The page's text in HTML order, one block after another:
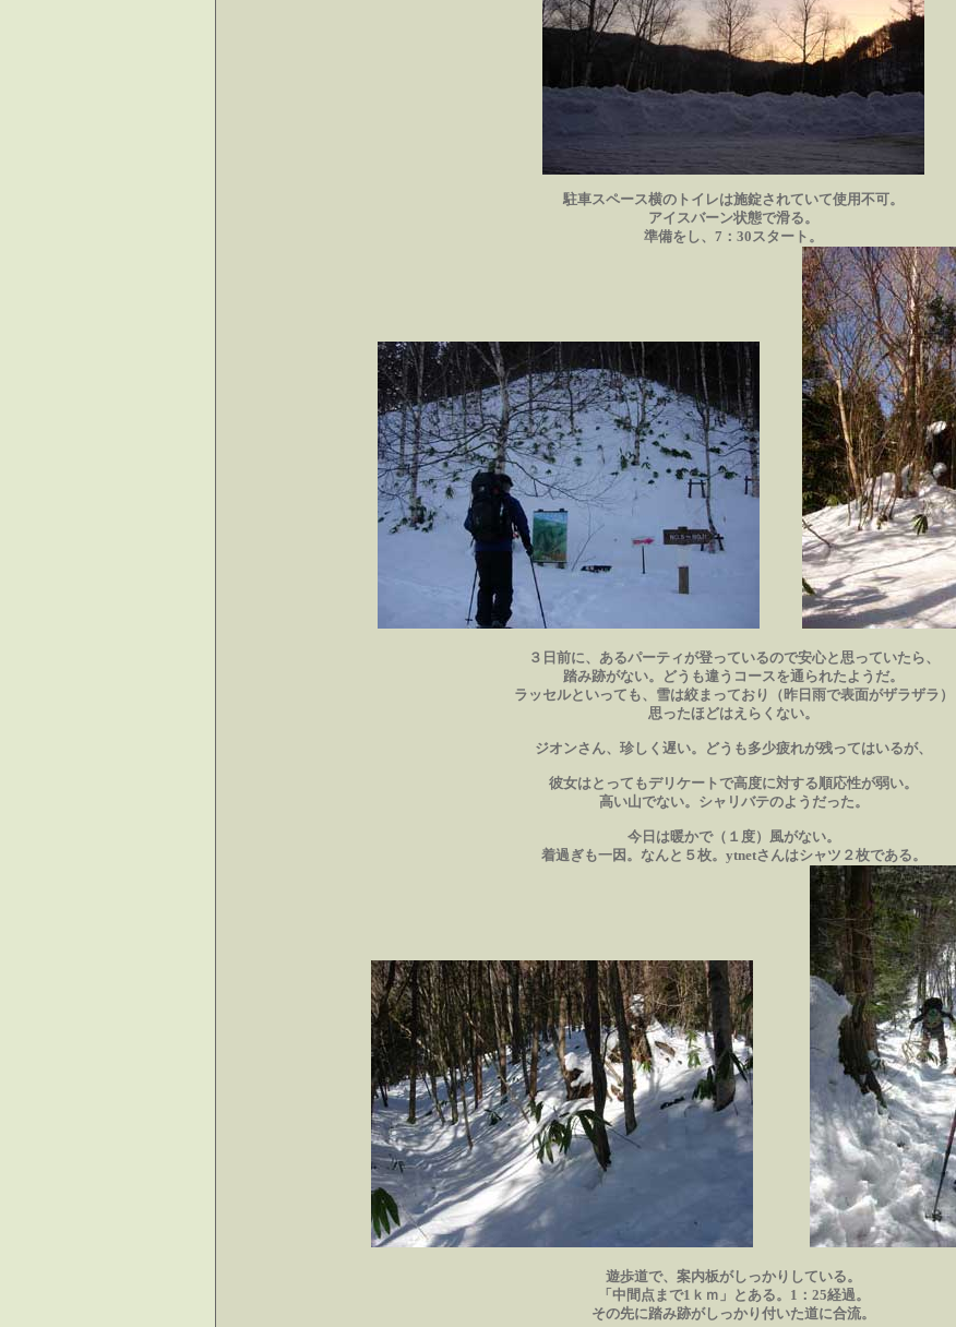
駐車スペース横のトイレは施錠されていて使用不可。
アイスバーン状態で滑る。
準備をし、7：30スタート。
３日前に、あるパーティが登っているので安心と思っていたら、
踏み跡がない。どうも違うコースを通られたようだ。
ラッセルといっても、雪は絞まっており（昨日雨で表面がザラザラ）
思ったほどはえらくない。
ジオンさん、珍しく遅い。どうも多少疲れが残ってはいるが、
彼女はとってもデリケートで高度に対する順応性が弱い。
高い山でない。シャリバテのようだった。
今日は暖かで（１度）風がない。
着過ぎも一因。なんと５枚。ytnetさんはシャツ２枚である。
遊歩道で、案内板がしっかりしている。
「中間点まで1ｋｍ」とある。1：25経過。
その先に踏み跡がしっかり付いた道に合流。